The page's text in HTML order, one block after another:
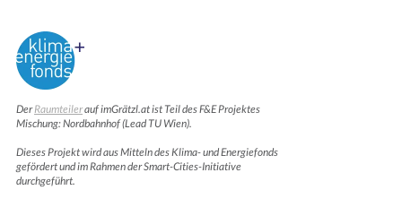
Online Shops
DerRaumteilerauf imGrätzl.at ist Teil des F&E Projektes
Mischung: Nordbahnhof (Lead TU Wien).
Dieses Projekt wird aus Mitteln des Klima- und Energiefonds
gefördert und im Rahmen der Smart-Cities-Initiative
durchgeführt.